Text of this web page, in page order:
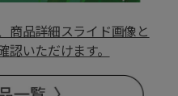
品詳細スライド画像と
いただけます。